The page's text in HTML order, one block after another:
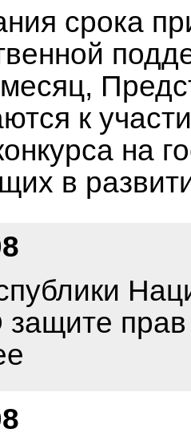
срока
к
на
в
защите